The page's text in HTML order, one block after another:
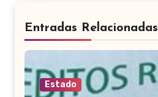
Entradas Relacionadas
Estado